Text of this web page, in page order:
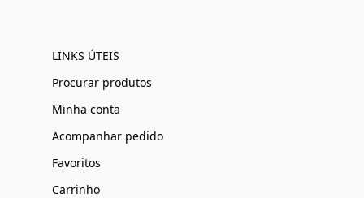
LINKS ÚTEIS
Procurar produtos
Minha conta
Acompanhar pedido
Favoritos
Carrinho